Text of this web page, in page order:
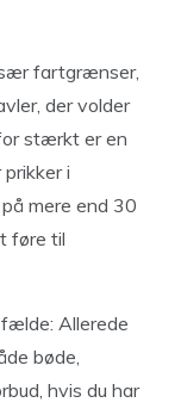
fartgrænser,
der volder
stærkt er en
i
mere end 30
føre til
Allerede
bøde,
hvis du har